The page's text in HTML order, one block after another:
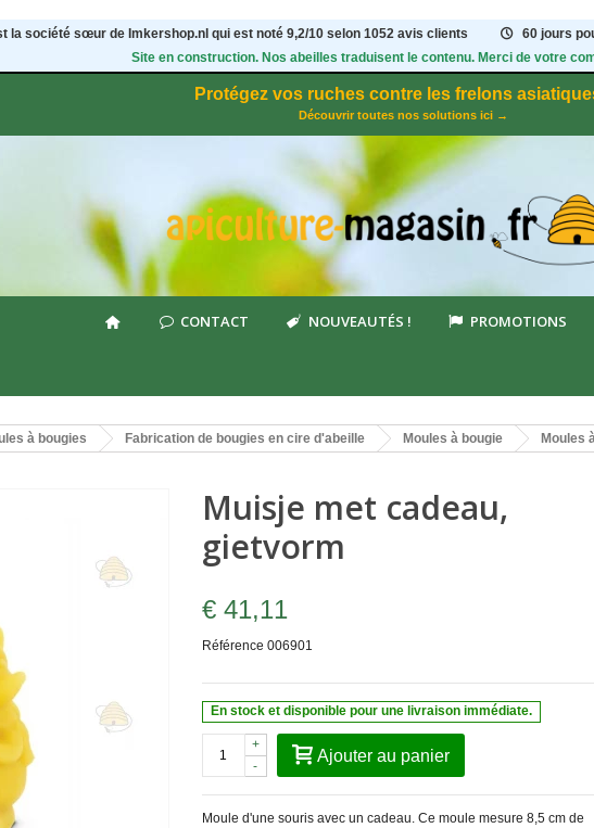
la société sœur de Imkershop.nl qui est noté 9,2/10 selon 1052avis clients 60 jours
Site en construction. Nos abeilles traduisent le contenu. Merci de votre
Protégez vos ruches contre les frelons
Découvrir toutes nos solutions ici →
CONTACT NOUVEAUTÉS ! PROMOTIONS
à bougies Fabrication de bougies en cire d'abeille Moules à bougie Moules
Muisje met cadeau,
gietvorm
€ 41,11
Référence 006901
En stock et disponible pour une livraison immédiate.
-
+
Ajouter au panier
Moule d'une souris avec un cadeau. Ce moule mesure 8,5 cm de